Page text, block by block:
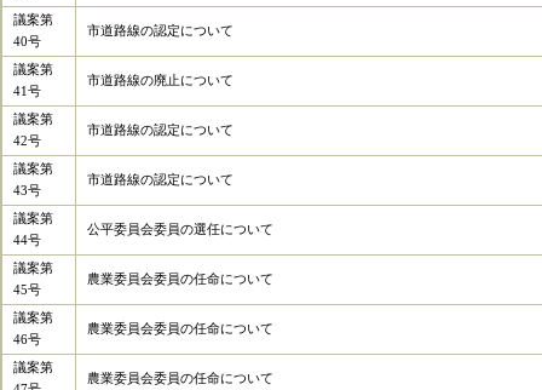
議案第
40号
市道路線の認定について
議案第
41号
市道路線の廃止について
議案第
42号
市道路線の認定について
議案第
43号
市道路線の認定について
議案第
44号
公平委員会委員の選任について
議案第
45号
農業委員会委員の任命について
議案第
46号
農業委員会委員の任命について
議案第
農業委員会委員の任命について